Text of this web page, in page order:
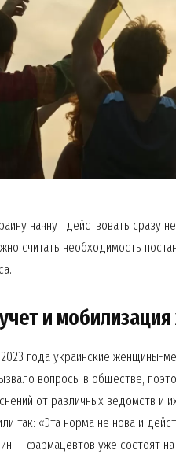
начнут действовать сразу
считать необходимость
и
года украинские женщины-
вопросы в обществе,
от различных ведомств и
так: «Эта норма не нова и
— фармацевтов уже состоят